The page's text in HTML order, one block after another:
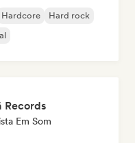
Hardcore
Hard rock
Records
Em Som